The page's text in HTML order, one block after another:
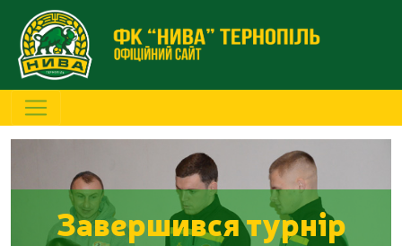
Завершився турнір